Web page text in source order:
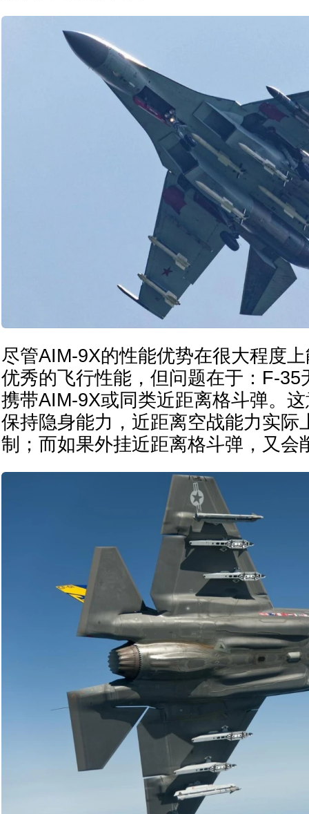
尽管AIM-9X的性能优势在很大程度
优秀的飞行性能，但问题在于：F-35
携带AIM-9X或同类近距离格斗弹。
保持隐身能力，近距离空战能力实际
制；而如果外挂近距离格斗弹，又会